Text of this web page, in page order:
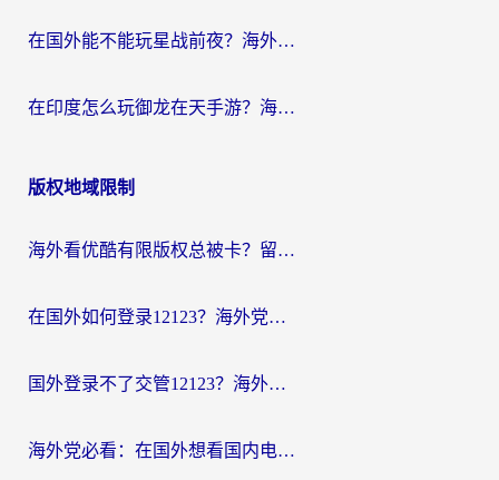
在国外能不能玩星战前夜？海外党国服游戏不卡顿的秘密武器在这里
在印度怎么玩御龙在天手游？海外党畅玩国服的终极生存指南
版权地域限制
海外看优酷有限版权总被卡？留学生亲测有效的回国加速器选择指南
在国外如何登录12123？海外党必备的回国加速实用指南
国外登录不了交管12123？海外华人亲测有效的回国加速器选择指南
海外党必看：在国外想看国内电视剧用什么软件？3步解决地域限制